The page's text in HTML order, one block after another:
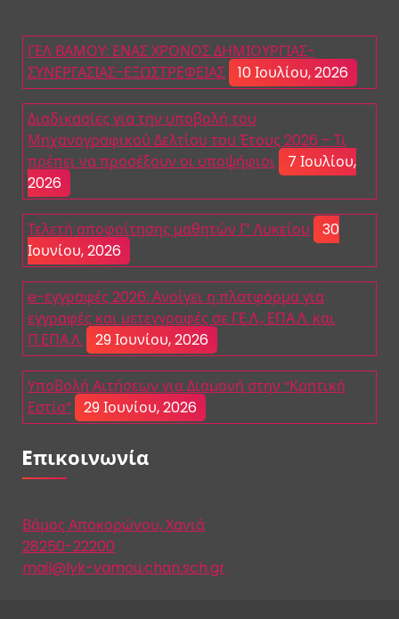
ΓΕΛ ΒΑΜΟΥ: ΕΝΑΣ ΧΡΟΝΟΣ ΔΗΜΙΟΥΡΓΙΑΣ-
ΣΥΝΕΡΓΑΣΙΑΣ-ΕΞΩΣΤΡΕΦΕΙΑΣ
10 Ιουλίου, 2026
Διαδικασίες για την υποβολή του
Μηχανογραφικού Δελτίου του Έτους 2026 – Τι
πρέπει να προσέξουν οι υποψήφιοι
7 Ιουλίου,
2026
Τελετή αποφοίτησης μαθητών Γ’ Λυκείου
30
Ιουνίου, 2026
e-εγγραφές 2026: Ανοίγει η πλατφόρμα για
εγγραφές και μετεγγραφές σε ΓΕ.Λ., ΕΠΑ.Λ. και
Π.ΕΠΑ.Λ.
29 Ιουνίου, 2026
Yποβολή Αιτήσεων για Διαμονή στην “Κρητική
Εστία”
29 Ιουνίου, 2026
Eπικοινωνία
Βάμος Αποκορώνου, Χανιά
28250-22200
mail@lyk-vamou.chan.sch.gr